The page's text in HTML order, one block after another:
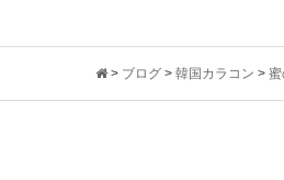
> ブログ > 韓国カラコン >